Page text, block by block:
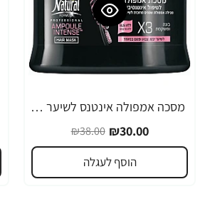
-21%
מסכה אמפולה אינטנס לשיער יבש צבוע ופגום במיוחד נטורל פורמולה 350 מ"ל - מבית NATURAL FORMULA
₪30.00
₪38.00
הוסף לעגלה